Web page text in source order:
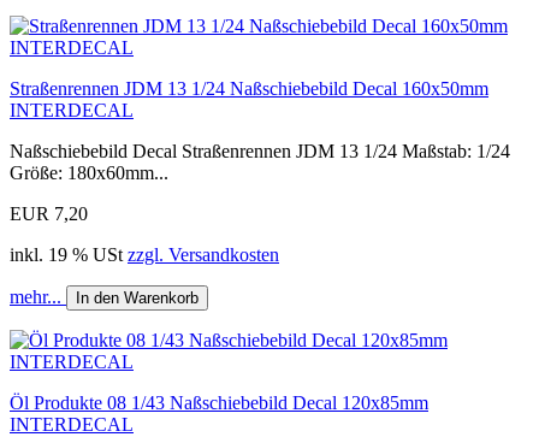
Straßenrennen JDM 13 1/24 Naßschiebebild Decal 160x50mm
INTERDECAL
Naßschiebebild Decal Straßenrennen JDM 13 1/24 Maßstab: 1/24
Größe: 180x60mm...
EUR 7,20
inkl. 19 % USt zzgl. Versandkosten
mehr... In den Warenkorb
Öl Produkte 08 1/43 Naßschiebebild Decal 120x85mm
INTERDECAL